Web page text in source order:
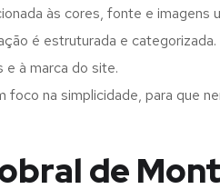
às cores, fonte e imagens
é estruturada e
à marca do site.
foco na simplicidade, para que
de